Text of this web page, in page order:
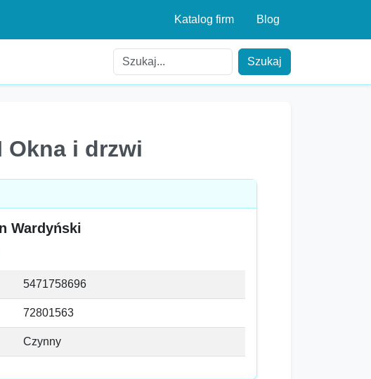
Katalog firm Blog
Szukaj
Okna i drzwi
Wardyński
5471758696
72801563
Czynny